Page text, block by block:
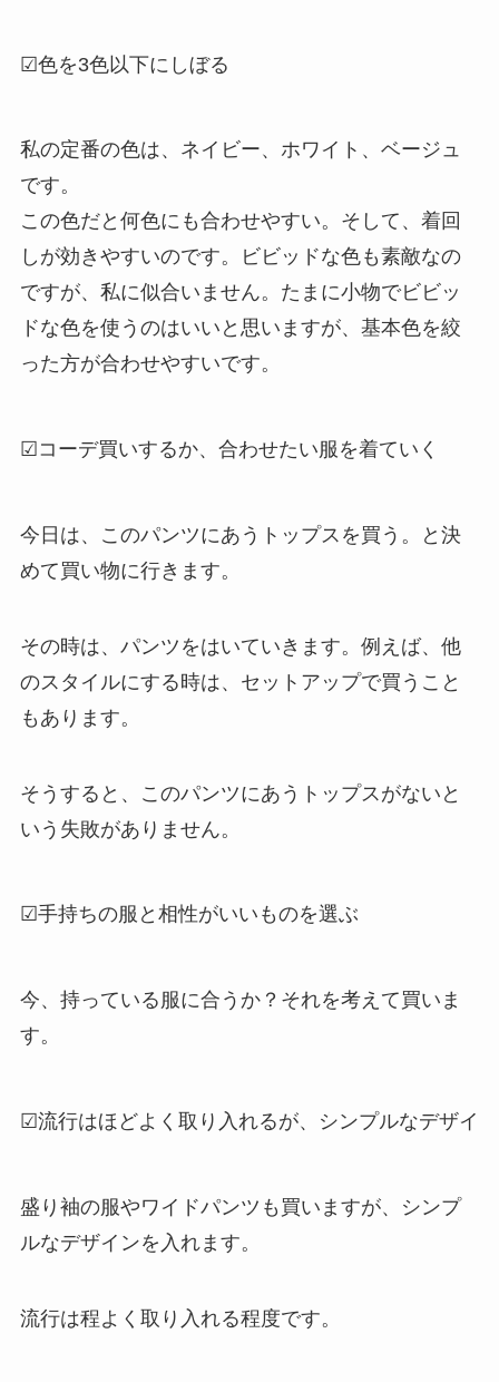
☑色を3色以下にしぼる
私の定番の色は、ネイビー、ホワイト、ベージュ
です。
この色だと何色にも合わせやすい。そして、着回
しが効きやすいのです。ビビッドな色も素敵なの
ですが、私に似合いません。たまに小物でビビッ
ドな色を使うのはいいと思いますが、基本色を絞
った方が合わせやすいです。
☑コーデ買いするか、合わせたい服を着ていく
今日は、このパンツにあうトップスを買う。と決
めて買い物に行きます。
その時は、パンツをはいていきます。例えば、他
のスタイルにする時は、セットアップで買うこと
もあります。
そうすると、このパンツにあうトップスがないと
いう失敗がありません。
☑手持ちの服と相性がいいものを選ぶ
今、持っている服に合うか？それを考えて買いま
す。
☑流行はほどよく取り入れるが、シンプルなデザイ
盛り袖の服やワイドパンツも買いますが、シンプ
ルなデザインを入れます。
流行は程よく取り入れる程度です。